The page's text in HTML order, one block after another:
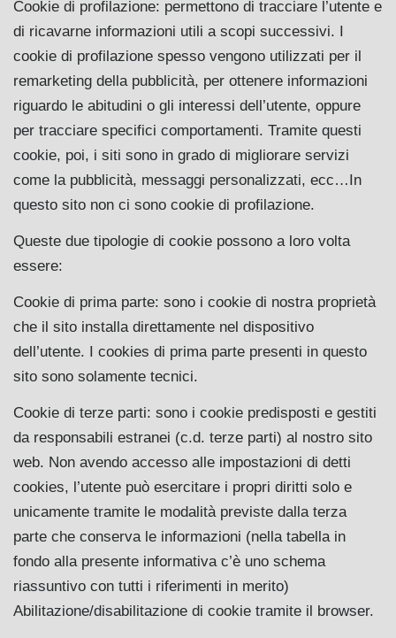
Cookie di profilazione: permettono di tracciare l’utente e
di ricavarne informazioni utili a scopi successivi. I
cookie di profilazione spesso vengono utilizzati per il
remarketing della pubblicità, per ottenere informazioni
riguardo le abitudini o gli interessi dell’utente, oppure
per tracciare specifici comportamenti. Tramite questi
cookie, poi, i siti sono in grado di migliorare servizi
come la pubblicità, messaggi personalizzati, ecc…In
questo sito non ci sono cookie di profilazione.
Queste due tipologie di cookie possono a loro volta
essere:
Cookie di prima parte: sono i cookie di nostra proprietà
che il sito installa direttamente nel dispositivo
dell’utente. I cookies di prima parte presenti in questo
sito sono solamente tecnici.
Cookie di terze parti: sono i cookie predisposti e gestiti
da responsabili estranei (c.d. terze parti) al nostro sito
web. Non avendo accesso alle impostazioni di detti
cookies, l’utente può esercitare i propri diritti solo e
unicamente tramite le modalità previste dalla terza
parte che conserva le informazioni (nella tabella in
fondo alla presente informativa c’è uno schema
riassuntivo con tutti i riferimenti in merito)
Abilitazione/disabilitazione di cookie tramite il browser.